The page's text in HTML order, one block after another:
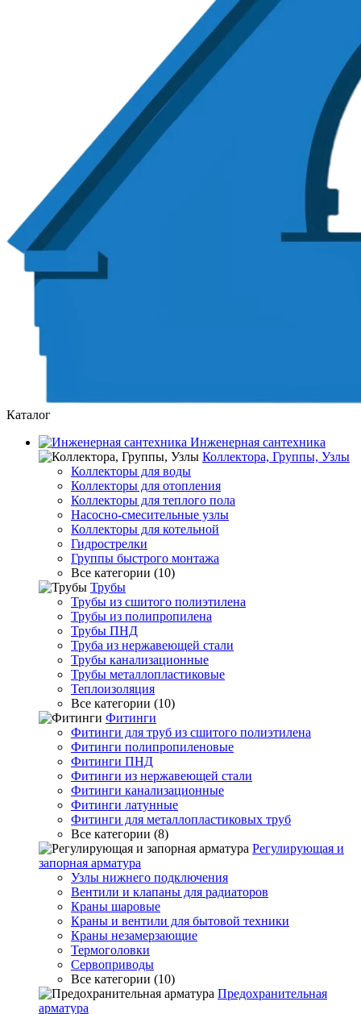
Каталог
Инженерная сантехника
Коллектора, Группы, Узлы
Коллекторы для воды
Коллекторы для отопления
Коллекторы для теплого пола
Насосно-смесительные узлы
Коллекторы для котельной
Гидрострелки
Группы быстрого монтажа
Все категории (10)
Трубы
Трубы из сшитого полиэтилена
Трубы из полипропилена
Трубы ПНД
Труба из нержавеющей стали
Трубы канализационные
Трубы металлопластиковые
Теплоизоляция
Все категории (10)
Фитинги
Фитинги для труб из сшитого полиэтилена
Фитинги полипропиленовые
Фитинги ПНД
Фитинги из нержавеющей стали
Фитинги канализационные
Фитинги латунные
Фитинги для металлопластиковых труб
Все категории (8)
Регулирующая и
запорная арматура
Узлы нижнего подключения
Вентили и клапаны для радиаторов
Краны шаровые
Краны и вентили для бытовой техники
Краны незамерзающие
Термоголовки
Сервоприводы
Все категории (10)
Предохранительная
арматура